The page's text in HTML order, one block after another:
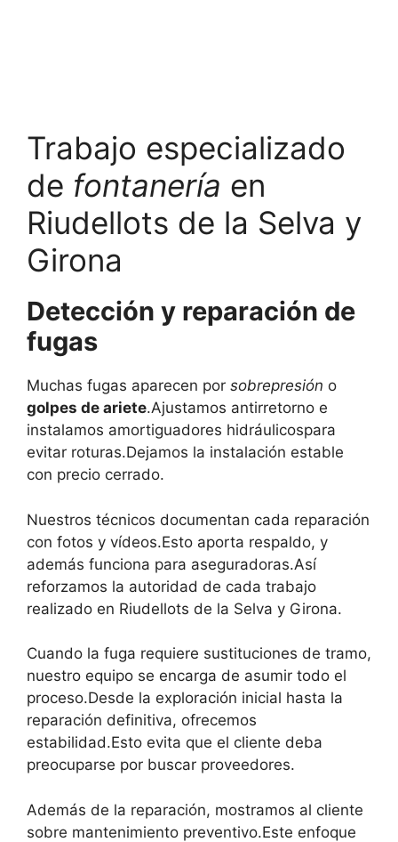
Trabajo especializado
de fontanería en
Riudellots de la Selva y
Girona
Detección y reparación de
fugas
Muchas fugas aparecen por sobrepresión o
golpes de ariete.Ajustamos antirretorno e
instalamos amortiguadores hidráulicospara
evitar roturas.Dejamos la instalación estable
con precio cerrado.
Nuestros técnicos documentan cada reparación
con fotos y vídeos.Esto aporta respaldo, y
además funciona para aseguradoras.Así
reforzamos la autoridad de cada trabajo
realizado en Riudellots de la Selva y Girona.
Cuando la fuga requiere sustituciones de tramo,
nuestro equipo se encarga de asumir todo el
proceso.Desde la exploración inicial hasta la
reparación definitiva, ofrecemos
estabilidad.Esto evita que el cliente deba
preocuparse por buscar proveedores.
Además de la reparación, mostramos al cliente
sobre mantenimiento preventivo.Este enfoque